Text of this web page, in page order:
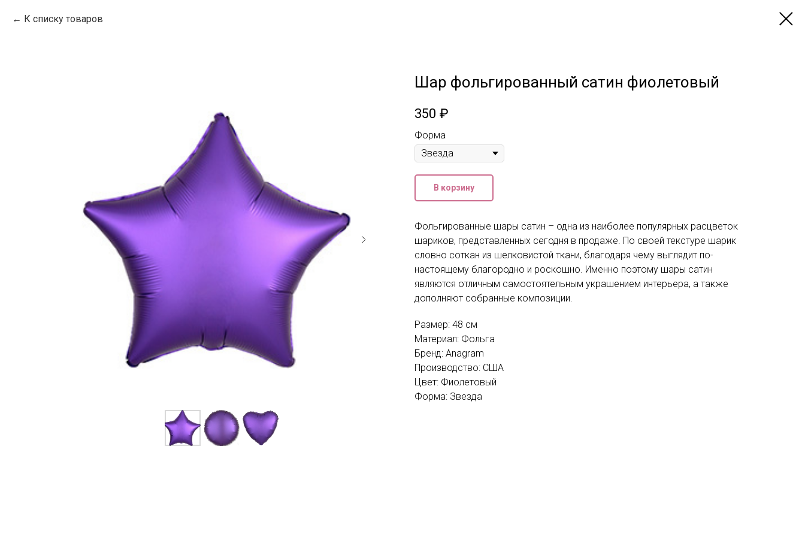
К списку товаров
Шар фольгированный сатин фиолетовый
350 ₽
Форма
В корзину
Фольгированные шары сатин – одна из наиболее популярных расцветок
шариков, представленных сегодня в продаже. По своей текстуре шарик
словно соткан из шелковистой ткани, благодаря чему выглядит по-
настоящему благородно и роскошно. Именно поэтому шары сатин
являются отличным самостоятельным украшением интерьера, а также
дополняют собранные композиции.
Размер: 48 см
Материал: Фольга
Бренд: Anagram
Производство: США
Цвет: Фиолетовый
Форма: Звезда